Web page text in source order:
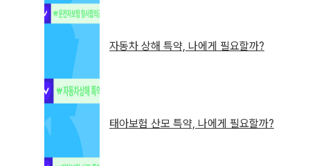
자동차 상해 특약, 나에게 필요할까?
태아보험 산모 특약, 나에게 필요할까?